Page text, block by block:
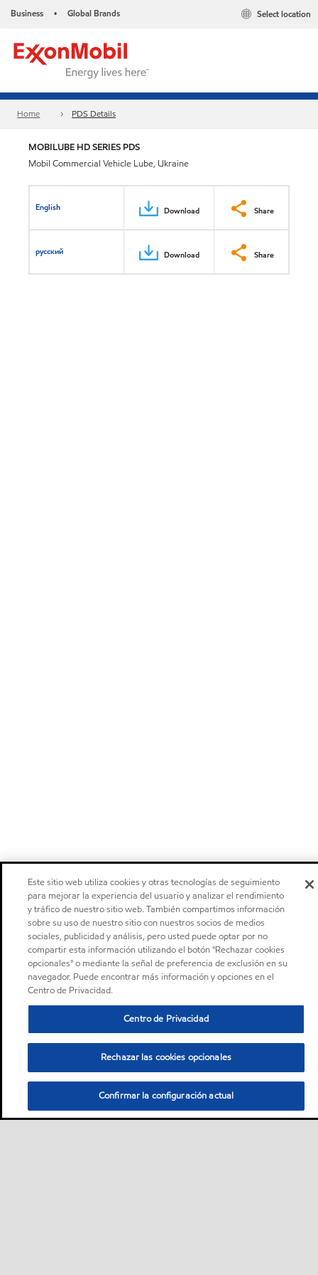
Business • Global Brands Select location
Home PDS Details
MOBILUBE HD SERIES PDS
Mobil Commercial Vehicle Lube, Ukraine
English Download Share
русский Download Share
Este sitio web utiliza cookies y otras tecnologías de seguimiento
para mejorar la experiencia del usuario y analizar el rendimiento
y tráfico de nuestro sitio web. También compartimos información
sobre su uso de nuestro sitio con nuestros socios de medios
sociales, publicidad y análisis, pero usted puede optar por no
compartir esta información utilizando el botón "Rechazar cookies
opcionales" o mediante la señal de preferencia de exclusión en su
navegador. Puede encontrar más información y opciones en el
Centro de Privacidad.
Centro de Privacidad
Rechazar las cookies opcionales
Confirmar la configuración actual